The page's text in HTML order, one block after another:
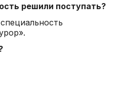
решили поступать?